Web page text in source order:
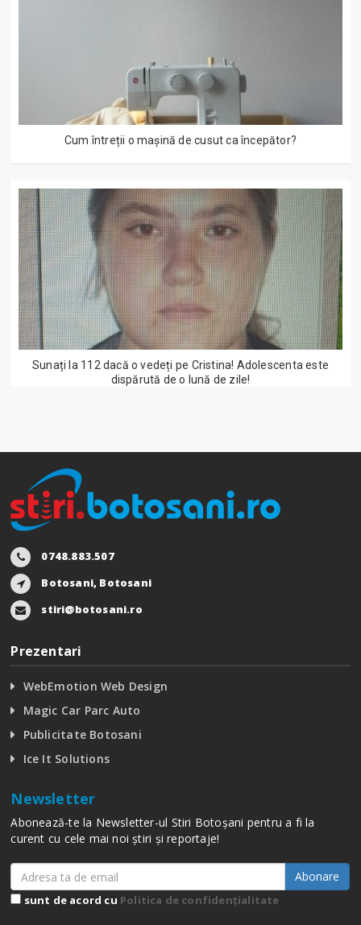
Cum întreții o mașină de cusut ca începător?
Sunați la 112 dacă o vedeți pe Cristina! Adolescenta este
dispărută de o lună de zile!
0748.883.507
Botosani, Botosani
stiri@botosani.ro
Prezentari
WebEmotion Web Design
Magic Car Parc Auto
Publicitate Botosani
Ice It Solutions
Newsletter
Abonează-te la Newsletter-ul Stiri Botoșani pentru a fi la
curent cu cele mai noi știri și reportaje!
Abonare
sunt de acord cu Politica de confidențialitate